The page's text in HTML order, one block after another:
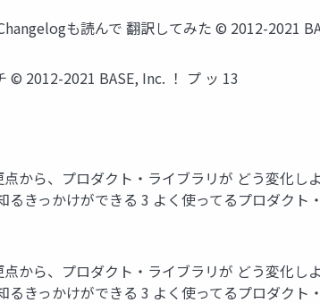
も読んで 翻訳してみた © 2012-2021
© 2012-2021 BASE, Inc. ！ プ ッ 13
から、プロダクト・ライブラリが どう変化し
きっかけができる 3 よく使ってるプロダク
から、プロダクト・ライブラリが どう変化し
きっかけができる 3 よく使ってるプロダク